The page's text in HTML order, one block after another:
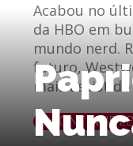
Acabou no
da HBO em
mundo nerd.
futuro,
mais
CONTINUE